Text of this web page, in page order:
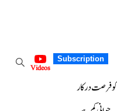
Subscription
Videos
فرصت درکار